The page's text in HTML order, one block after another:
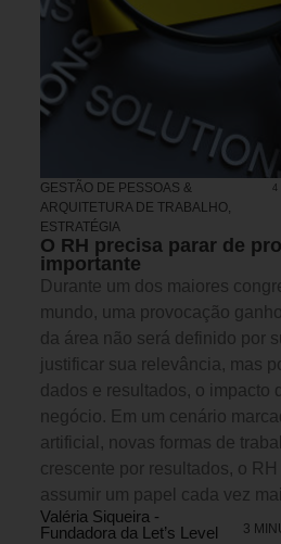
GESTÃO DE PESSOAS &
ARQUITETURA DE TRABALHO,
ESTRATÉGIA
4
O RH precisa parar de
importante
Durante um dos maiores
mundo, uma provocação
da área não será definido por
justificar sua relevância, mas
dados e resultados, o impacto
negócio. Em um cenário
artificial, novas formas de
crescente por resultados, o
assumir um papel cada vez
Valéria Siqueira -
Fundadora da Let’s Level
3